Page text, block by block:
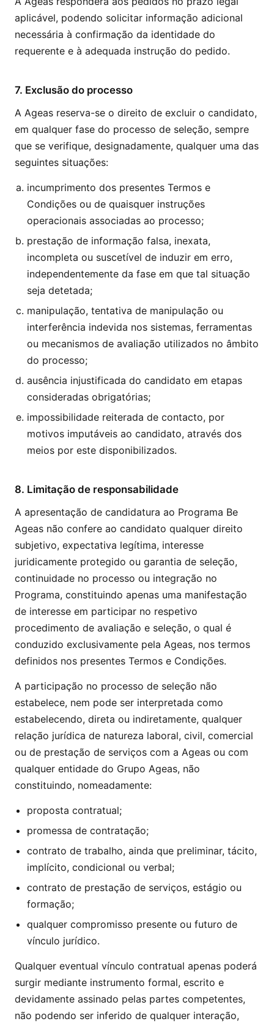
aplicável, podendo solicitar informação adicional
necessária à confirmação da identidade do
requerente e à adequada instrução do pedido.
7. Exclusão do processo
A Ageas reserva-se o direito de excluir o candidato,
em qualquer fase do processo de seleção, sempre
que se verifique, designadamente, qualquer uma das
seguintes situações:
incumprimento dos presentes Termos e
Condições ou de quaisquer instruções
operacionais associadas ao processo;
prestação de informação falsa, inexata,
incompleta ou suscetível de induzir em erro,
independentemente da fase em que tal situação
seja detetada;
manipulação, tentativa de manipulação ou
interferência indevida nos sistemas, ferramentas
ou mecanismos de avaliação utilizados no âmbito
do processo;
ausência injustificada do candidato em etapas
consideradas obrigatórias;
impossibilidade reiterada de contacto, por
motivos imputáveis ao candidato, através dos
meios por este disponibilizados.
8. Limitação de responsabilidade
A apresentação de candidatura ao Programa Be
Ageas não confere ao candidato qualquer direito
subjetivo, expectativa legítima, interesse
juridicamente protegido ou garantia de seleção,
continuidade no processo ou integração no
Programa, constituindo apenas uma manifestação
de interesse em participar no respetivo
procedimento de avaliação e seleção, o qual é
conduzido exclusivamente pela Ageas, nos termos
definidos nos presentes Termos e Condições.
A participação no processo de seleção não
estabelece, nem pode ser interpretada como
estabelecendo, direta ou indiretamente, qualquer
relação jurídica de natureza laboral, civil, comercial
ou de prestação de serviços com a Ageas ou com
qualquer entidade do Grupo Ageas, não
constituindo, nomeadamente:
proposta contratual;
promessa de contratação;
contrato de trabalho, ainda que preliminar, tácito,
implícito, condicional ou verbal;
contrato de prestação de serviços, estágio ou
formação;
qualquer compromisso presente ou futuro de
vínculo jurídico.
Qualquer eventual vínculo contratual apenas poderá
surgir mediante instrumento formal, escrito e
devidamente assinado pelas partes competentes,
não podendo ser inferido de qualquer interação,